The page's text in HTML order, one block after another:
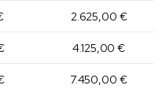
2.625,00 €
4.125,00 €
7.450,00 €